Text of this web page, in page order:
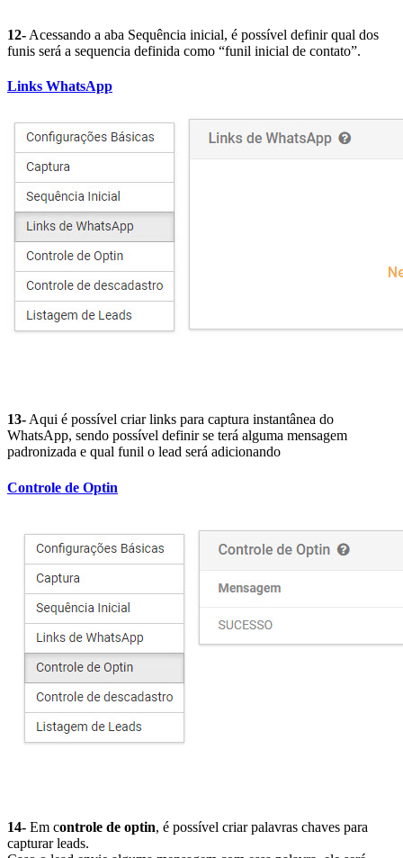
12- Acessando a aba Sequência inicial, é possível definir qual dos
funis será a sequencia definida como “funil inicial de contato”.
Links WhatsApp
13- Aqui é possível criar links para captura instantânea do
WhatsApp, sendo possível definir se terá alguma mensagem
padronizada e qual funil o lead será adicionando
Controle de Optin
14- Em controle de optin, é possível criar palavras chaves para
capturar leads.